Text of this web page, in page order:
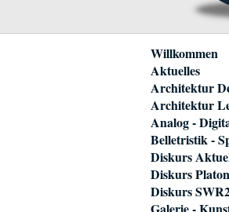
Navigation
überspringen
Willkommen
Aktuelles
Architektur
Architektur
Analog -
Belletristik -
Diskurs
Diskurs
Diskurs